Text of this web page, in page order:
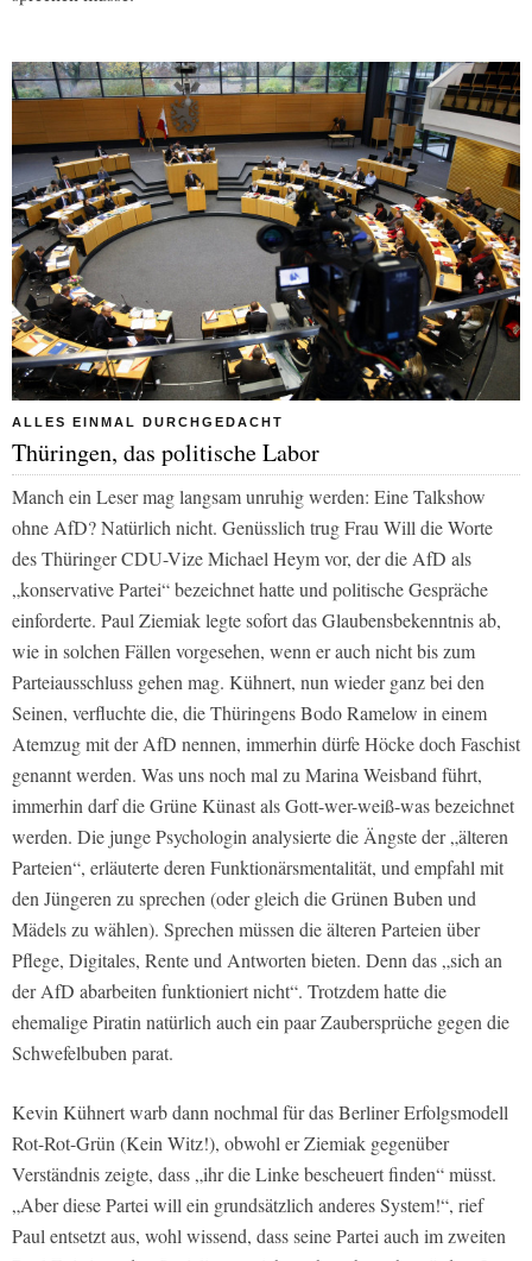
ALLES EINMAL DURCHGEDACHT
Thüringen, das politische Labor
Manch ein Leser mag langsam unruhig werden: Eine Talkshow
ohne AfD? Natürlich nicht. Genüsslich trug Frau Will die Worte
des Thüringer CDU-Vize Michael Heym vor, der die AfD als
„konservative Partei“ bezeichnet hatte und politische Gespräche
einforderte. Paul Ziemiak legte sofort das Glaubensbekenntnis ab,
wie in solchen Fällen vorgesehen, wenn er auch nicht bis zum
Parteiausschluss gehen mag. Kühnert, nun wieder ganz bei den
Seinen, verfluchte die, die Thüringens Bodo Ramelow in einem
Atemzug mit der AfD nennen, immerhin dürfe Höcke doch Faschist
genannt werden. Was uns noch mal zu Marina Weisband führt,
immerhin darf die Grüne Künast als Gott-wer-weiß-was bezeichnet
werden. Die junge Psychologin analysierte die Ängste der „älteren
Parteien“, erläuterte deren Funktionärsmentalität, und empfahl mit
den Jüngeren zu sprechen (oder gleich die Grünen Buben und
Mädels zu wählen). Sprechen müssen die älteren Parteien über
Pflege, Digitales, Rente und Antworten bieten. Denn das „sich an
der AfD abarbeiten funktioniert nicht“. Trotzdem hatte die
ehemalige Piratin natürlich auch ein paar Zaubersprüche gegen die
Schwefelbuben parat.
Kevin Kühnert warb dann nochmal für das Berliner Erfolgsmodell
Rot-Rot-Grün (Kein Witz!), obwohl er Ziemiak gegenüber
Verständnis zeigte, dass „ihr die Linke bescheuert finden“ müsst.
„Aber diese Partei will ein grundsätzlich anderes System!“, rief
Paul entsetzt aus, wohl wissend, dass seine Partei auch im zweiten